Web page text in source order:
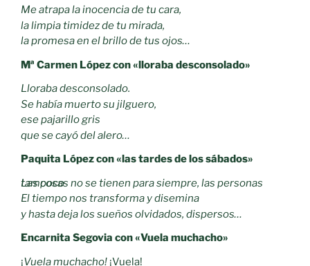
Me atrapa la inocencia de tu cara,
la limpia timidez de tu mirada,
la promesa en el brillo de tus ojos…
Mª Carmen López con «lloraba desconsolado»
Lloraba desconsolado.
Se había muerto su jilguero,
ese pajarillo gris
que se cayó del alero…
Paquita López con «las tardes de los sábados»
Las cosas no se tienen para siempre, las personas tampoco
El tiempo nos transforma y disemina
y hasta deja los sueños olvidados, dispersos…
Encarnita Segovia con «Vuela muchacho»
¡Vuela muchacho! ¡Vuela!